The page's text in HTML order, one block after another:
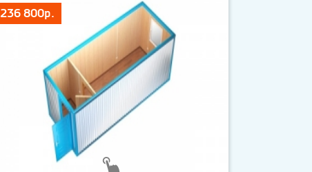
236 800р.